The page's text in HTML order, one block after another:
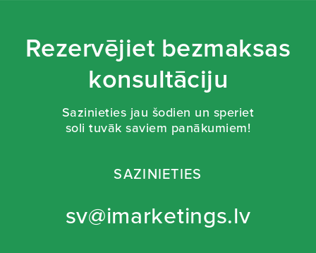
Rezervējiet bezmaksas
konsultāciju
Sazinieties jau šodien un speriet
soli tuvāk saviem panākumiem!
SAZINIETIES
sv@imarketings.lv